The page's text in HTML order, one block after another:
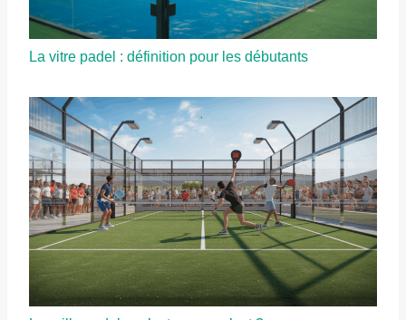
La vitre padel : définition pour les débutants